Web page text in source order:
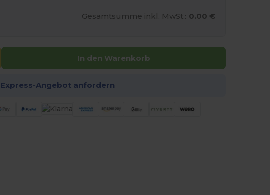
Gesamtsumme inkl. MwSt.: 0.00 €
In den Warenkorb
Express-Angebot anfordern